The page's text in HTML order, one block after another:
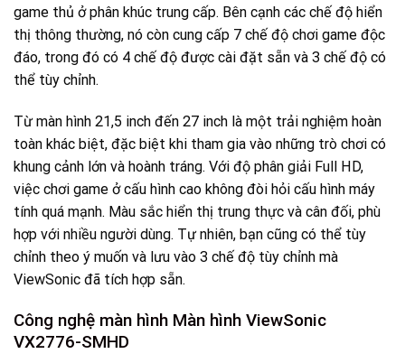
game thủ ở phân khúc trung cấp. Bên cạnh các chế độ hiển
thị thông thường, nó còn cung cấp 7 chế độ chơi game độc
đáo, trong đó có 4 chế độ được cài đặt sẵn và 3 chế độ có
thể tùy chỉnh.
Từ màn hình 21,5 inch đến 27 inch là một trải nghiệm hoàn
toàn khác biệt, đặc biệt khi tham gia vào những trò chơi có
khung cảnh lớn và hoành tráng. Với độ phân giải Full HD,
việc chơi game ở cấu hình cao không đòi hỏi cấu hình máy
tính quá mạnh. Màu sắc hiển thị trung thực và cân đối, phù
hợp với nhiều người dùng. Tự nhiên, bạn cũng có thể tùy
chỉnh theo ý muốn và lưu vào 3 chế độ tùy chỉnh mà
ViewSonic đã tích hợp sẵn.
Công nghệ màn hình Màn hình ViewSonic
VX2776-SMHD